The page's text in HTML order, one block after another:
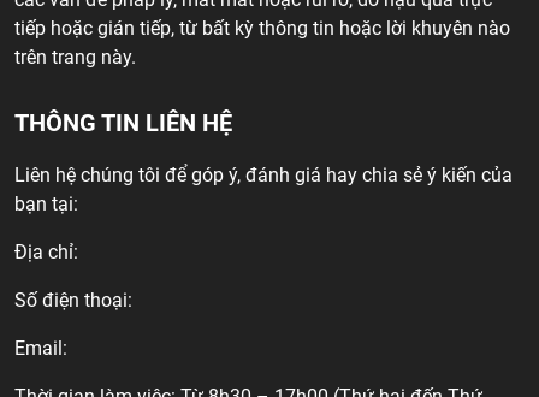
tiếp hoặc gián tiếp, từ bất kỳ thông tin hoặc lời khuyên nào
trên trang này.
THÔNG TIN LIÊN HỆ
Liên hệ chúng tôi để góp ý, đánh giá hay chia sẻ ý kiến của
bạn tại:
Địa chỉ:
Số điện thoại:
Email: